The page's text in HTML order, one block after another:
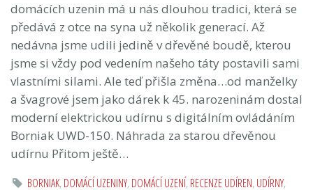
domácích uzenin má u nás dlouhou tradici, která se
předává z otce na syna už několik generací. Až
nedávna jsme udili jedině v dřevěné boudě, kterou
jsme si vždy pod vedením našeho táty postavili sami
vlastními silami. Ale teď přišla změna…od manželky
a švagrové jsem jako dárek k 45. narozeninám dostal
moderní elektrickou udírnu s digitálním ovládáním
Borniak UWD-150. Náhrada za starou dřevěnou
udírnu Přitom ještě…
BORNIAK,DOMÁCÍ UZENINY,DOMÁCÍ UZENÍ,RECENZE UDÍREN,UDÍRNY,